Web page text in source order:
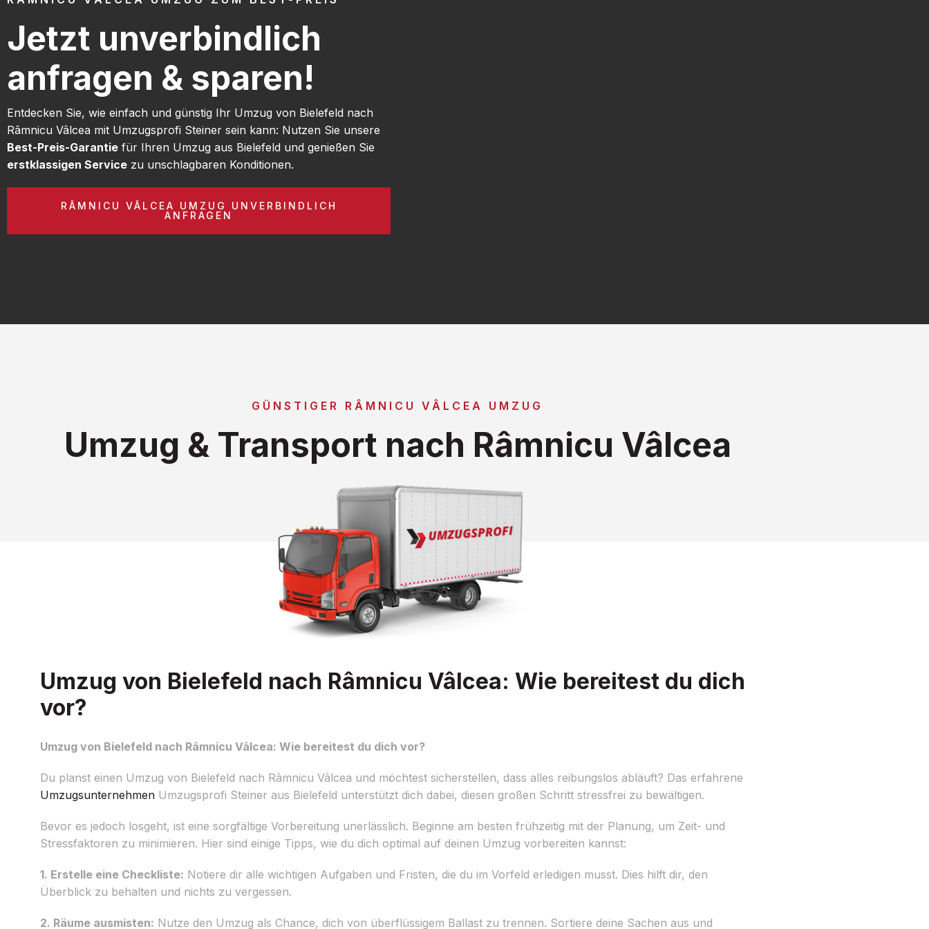
Jetzt unverbindlich
anfragen & sparen!
Entdecken Sie, wie einfach und günstig Ihr Umzug von Bielefeld nach
Râmnicu Vâlcea mit Umzugsprofi Steiner sein kann: Nutzen Sie unsere
Best-Preis-Garantie für Ihren Umzug aus Bielefeld und genießen Sie
erstklassigen Service zu unschlagbaren Konditionen.
RÂMNICU VÂLCEA UMZUG UNVERBINDLICH
ANFRAGEN
GÜNSTIGER RÂMNICU VÂLCEA UMZUG
Umzug & Transport nach Râmnicu Vâlcea
Umzug von Bielefeld nach Râmnicu Vâlcea: Wie bereitest du dich
vor?
Umzug von Bielefeld nach Râmnicu Vâlcea: Wie bereitest du dich vor?
Du planst einen Umzug von Bielefeld nach Râmnicu Vâlcea und möchtest sicherstellen, dass alles reibungslos abläuft? Das erfahrene
Umzugsunternehmen Umzugsprofi Steiner aus Bielefeld unterstützt dich dabei, diesen großen Schritt stressfrei zu bewältigen.
Bevor es jedoch losgeht, ist eine sorgfältige Vorbereitung unerlässlich. Beginne am besten frühzeitig mit der Planung, um Zeit- und
Stressfaktoren zu minimieren. Hier sind einige Tipps, wie du dich optimal auf deinen Umzug vorbereiten kannst:
1. Erstelle eine Checkliste: Notiere dir alle wichtigen Aufgaben und Fristen, die du im Vorfeld erledigen musst. Dies hilft dir, den
Überblick zu behalten und nichts zu vergessen.
2. Räume ausmisten: Nutze den Umzug als Chance, dich von überflüssigem Ballast zu trennen. Sortiere deine Sachen aus und